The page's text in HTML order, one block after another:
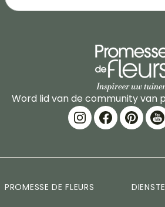
Word lid van de community van
PROMESSE DE FLEURS